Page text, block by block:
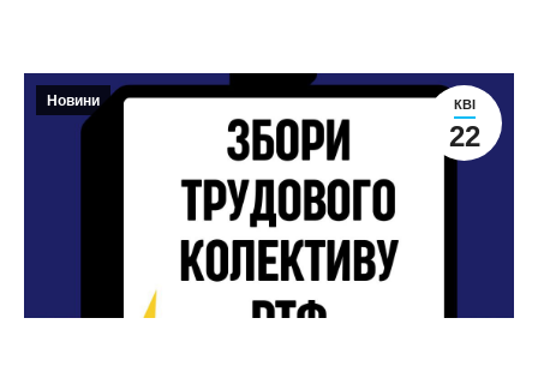
КВІ
22
Новини